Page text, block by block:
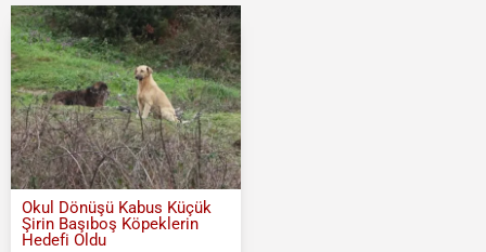
Okul Dönüşü Kabus Küçük
Şirin Başıboş Köpeklerin
Hedefi Oldu